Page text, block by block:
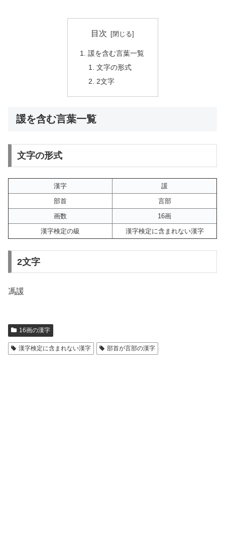
目次
諼を含む言葉一覧
文字の形式
2文字
諼を含む言葉一覧
文字の形式
漢字
諼
部首
言部
画数
16画
漢字検定の級
漢字検定に含まれない漢字
2文字
馮諼
16画の漢字
漢字検定に含まれない漢字 部首が言部の漢字